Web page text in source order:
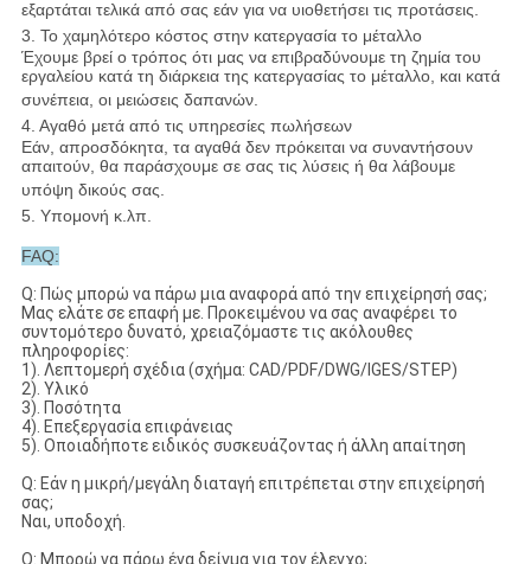
εξαρτάται τελικά από σας εάν για να υιοθετήσει τις προτάσεις.
3. Το χαμηλότερο κόστος στην κατεργασία το μέταλλο
Έχουμε βρεί ο τρόπος ότι μας να επιβραδύνουμε τη ζημία του
εργαλείου κατά τη διάρκεια της κατεργασίας το μέταλλο, και κατά
συνέπεια, οι μειώσεις δαπανών.
4. Αγαθό μετά από τις υπηρεσίες πωλήσεων
Εάν, απροσδόκητα, τα αγαθά δεν πρόκειται να συναντήσουν
απαιτούν, θα παράσχουμε σε σας τις λύσεις ή θα λάβουμε
υπόψη δικούς σας.
5. Υπομονή κ.λπ.
FAQ:
Q: Πώς μπορώ να πάρω μια αναφορά από την επιχείρησή σας;
Μας ελάτε σε επαφή με. Προκειμένου να σας αναφέρει το
συντομότερο δυνατό, χρειαζόμαστε τις ακόλουθες
πληροφορίες:
1). Λεπτομερή σχέδια (σχήμα: CAD/PDF/DWG/IGES/STEP)
2). Υλικό
3). Ποσότητα
4). Επεξεργασία επιφάνειας
5). Οποιαδήποτε ειδικός συσκευάζοντας ή άλλη απαίτηση
Q: Εάν η μικρή/μεγάλη διαταγή επιτρέπεται στην επιχείρησή
σας;
Ναι, υποδοχή.
Q: Μπορώ να πάρω ένα δείγμα για τον έλεγχο;